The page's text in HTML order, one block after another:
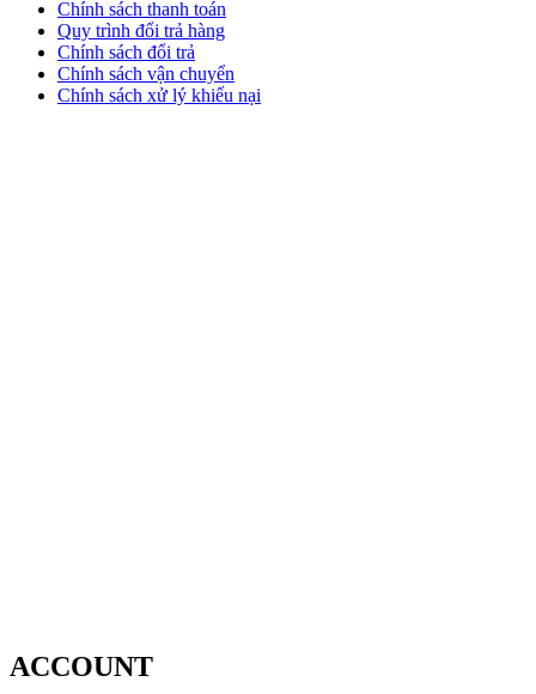
Chính sách thanh toán
Quy trình đổi trả hàng
Chính sách đổi trả
Chính sách vận chuyển
Chính sách xử lý khiếu nại
ACCOUNT